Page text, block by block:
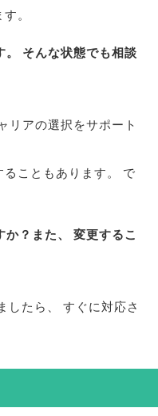
す。
。
そんな状態でも相談
リアの選択をサポート
こともあります。
で
か？また、
変更するこ
したら
すぐに対応さ